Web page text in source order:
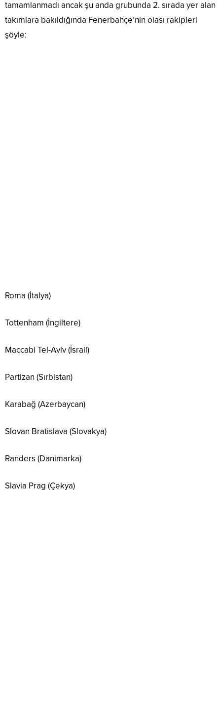
tamamlanmadı ancak şu anda grubunda 2. sırada yer alan
takımlara bakıldığında Fenerbahçe’nin olası rakipleri
şöyle:
Roma (İtalya)
Tottenham (İngiltere)
Maccabi Tel-Aviv (İsrail)
Partizan (Sırbistan)
Karabağ (Azerbaycan)
Slovan Bratislava (Slovakya)
Randers (Danimarka)
Slavia Prag (Çekya)